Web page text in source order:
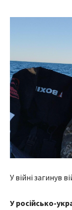
У війні загинув
У російсько-